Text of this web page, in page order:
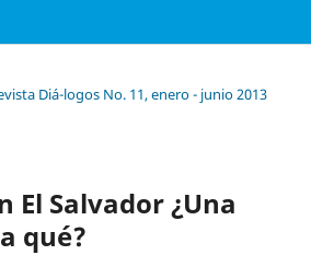
Diá-logos No. 11, enero - junio 2013
El Salvador ¿Una
qué?